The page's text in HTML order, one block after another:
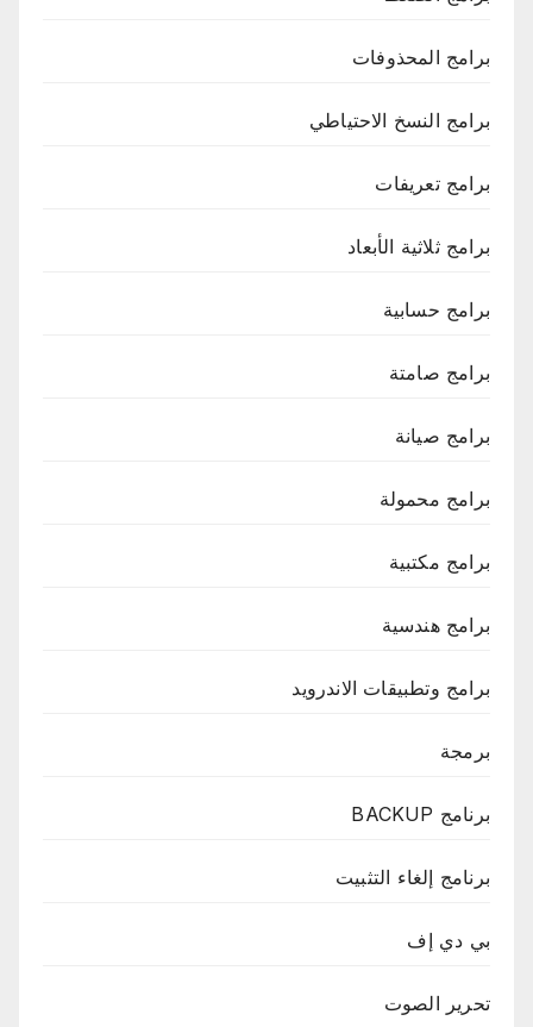
برامج المحذوفات
برامج النسخ الاحتياطي
برامج تعريفات
برامج ثلاثية الأبعاد
برامج حسابية
برامج صامتة
برامج صيانة
برامج محمولة
برامج مكتبية
برامج هندسية
برامج وتطبيقات الاندرويد
برمجة
برنامج BACKUP
برنامج إلغاء التثبيت
بي دي إف
تحرير الصوت